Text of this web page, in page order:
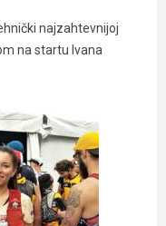
najzahtevnijoj
na startu Ivana